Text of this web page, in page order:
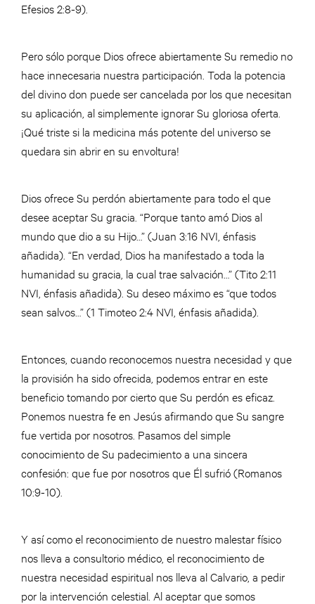
Efesios 2:8-9).
Pero sólo porque Dios ofrece abiertamente Su remedio no
hace innecesaria nuestra participación. Toda la potencia
del divino don puede ser cancelada por los que necesitan
su aplicación, al simplemente ignorar Su gloriosa oferta.
¡Qué triste si la medicina más potente del universo se
quedara sin abrir en su envoltura!
Dios ofrece Su perdón abiertamente para todo el que
desee aceptar Su gracia. “Porque tanto amó Dios al
mundo que dio a su Hijo…” (Juan 3:16 NVI, énfasis
añadida). “En verdad, Dios ha manifestado a toda la
humanidad su gracia, la cual trae salvación…” (Tito 2:11
NVI, énfasis añadida). Su deseo máximo es “que todos
sean salvos…” (1 Timoteo 2:4 NVI, énfasis añadida).
Entonces, cuando reconocemos nuestra necesidad y que
la provisión ha sido ofrecida, podemos entrar en este
beneficio tomando por cierto que Su perdón es eficaz.
Ponemos nuestra fe en Jesús afirmando que Su sangre
fue vertida por nosotros. Pasamos del simple
conocimiento de Su padecimiento a una sincera
confesión: que fue por nosotros que Él sufrió (Romanos
10:9-10).
Y así como el reconocimiento de nuestro malestar físico
nos lleva a consultorio médico, el reconocimiento de
nuestra necesidad espiritual nos lleva al Calvario, a pedir
por la intervención celestial. Al aceptar que somos